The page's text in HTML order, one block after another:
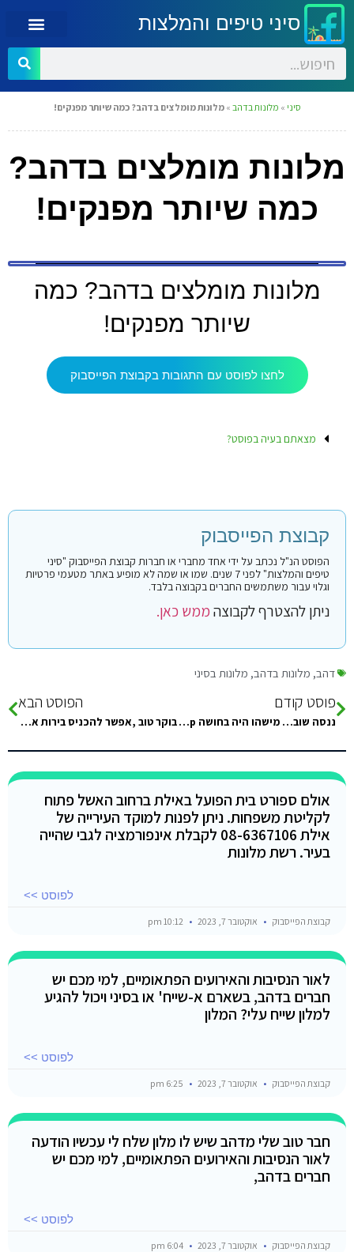
סיני טיפים והמלצות
סיני » מלונות בדהב »מלונות מומלצים בדהב? כמה שיותר מפנקים!
מלונות מומלצים בדהב?
כמה שיותר מפנקים!
מלונות מומלצים בדהב? כמה
שיותר מפנקים!
לחצו לפוסט עם התגובות בקבוצת הפייסבוק
מצאתם בעיה בפוסט?
קבוצת הפייסבוק
הפוסט הנ"ל נכתב על ידי אחד מחברי או חברות קבוצת הפייסבוק "סיני
טיפים והמלצות" לפני 7 שנים. שמו או שמה לא מופיע באתר מטעמי פרטיות
וגלוי עבור משתמשים החברים בקבוצה בלבד.
ניתן להצטרף לקבוצהממש כאן.
דהב, מלונות בדהב, מלונות בסיני
פוסט קודם
ננסה שוב… מישהו היה בחושה SakraTah Camp? אודה למענה במספר שאלות. תודה מראש.
הפוסט הבא
בוקר טוב ,אפשר להכניס בירות או אפשר לקנות שם,?
אולם ספורט בית הפועל באילת ברחוב האשל פתוח
לקליטת משפחות. ניתן לפנות למוקד העירייה של
אילת 08-6367106 לקבלת אינפורמציה לגבי שהייה
בעיר. רשת מלונות
לפוסט >>
קבוצת הפייסבוק אוקטובר 7, 2023
לאור הנסיבות והאירועים הפתאומיים, למי מכם יש
חברים בדהב, בשארם א-שייח' או בסיני ויכול להגיע
למלון שייח עלי? המלון
לפוסט >>
קבוצת הפייסבוק אוקטובר 7, 2023
חבר טוב שלי מדהב שיש לו מלון שלח לי עכשיו הודעה
לאור הנסיבות והאירועים הפתאומיים, למי מכם יש
חברים בדהב,
לפוסט >>
קבוצת הפייסבוק אוקטובר 7, 2023